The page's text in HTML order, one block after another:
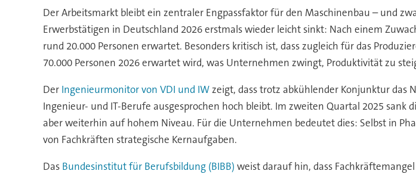
Der Arbeitsmarkt bleibt ein zentraler Engpassfaktor für den Maschinenbau – und
Erwerbstätigen in Deutschland 2026 erstmals wieder leicht sinkt: Nach einem
rund 20.000 Personen erwartet. Besonders kritisch ist, dass zugleich für das
70.000 Personen 2026 erwartet wird, was Unternehmen zwingt, Produktivität zu
Der Ingenieurmonitor von VDI und IWzeigt, dass trotz abkühlender Konjunktur das
Ingenieur- und IT-Berufe ausgesprochen hoch bleibt. Im zweiten Quartal 2025
aber weiterhin auf hohem Niveau. Für die Unternehmen bedeutet dies: Selbst in
von Fachkräften strategische Kernaufgaben.
Das Bundesinstitut für Berufsbildung (BIBB) weist darauf hin, dass